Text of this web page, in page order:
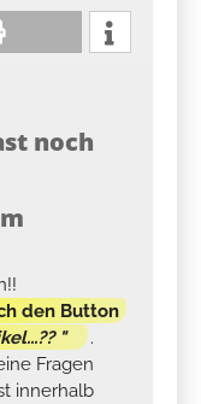
noch
den Button
"
.
Fragen
innerhalb